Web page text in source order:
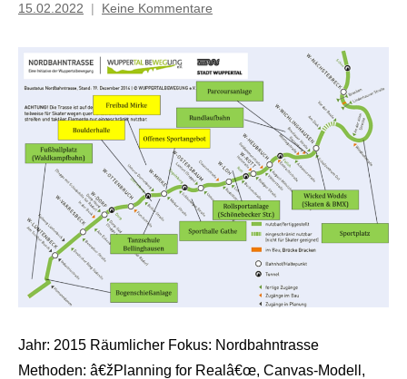
15.02.2022
Mosche
Keine Kommentare
Jahr: 2015 Räumlicher Fokus: Nordbahntrasse
Methoden: â€žPlanning for Realâ€œ, Canvas-Modell,